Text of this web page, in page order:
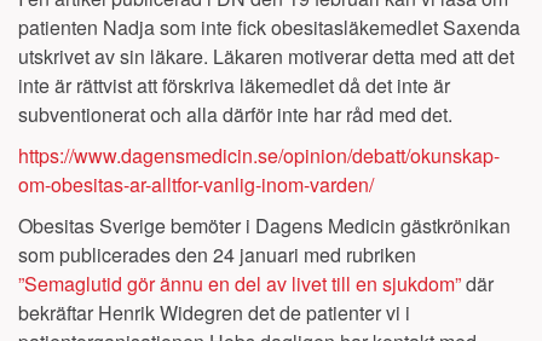
patienten Nadja som inte fick obesitasläkemedlet Saxenda
utskrivet av sin läkare. Läkaren motiverar detta med att det
inte är rättvist att förskriva läkemedlet då det inte är
subventionerat och alla därför inte har råd med det.
https://www.dagensmedicin.se/opinion/debatt/okunskap-
om-obesitas-ar-alltfor-vanlig-inom-varden/
Obesitas Sverige bemöter i Dagens Medicin gästkrönikan
som publicerades den 24 januari med rubriken
”Semaglutid gör ännu en del av livet till en sjukdom”där
bekräftar Henrik Widegren det de patienter vi i